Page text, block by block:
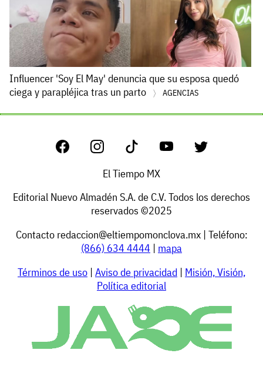
Influencer 'Soy El May' denuncia que su esposa quedó
ciega y parapléjica tras un parto
AGENCIAS
El Tiempo MX
Editorial Nuevo Almadén S.A. de C.V. Todos los derechos
reservados ©2025
Contacto redaccion@eltiempomonclova.mx| Teléfono:
(866) 634 4444 | mapa
Términos de uso | Aviso de privacidad | Misión, Visión,
Política editorial